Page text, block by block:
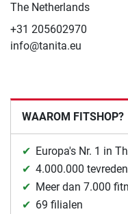
The Netherlands
+31 205602970
info@tanita.eu
WAAROM FITSHOP?
Europa's Nr. 1 in
4.000.000
Meer dan 7.000
69 filialen